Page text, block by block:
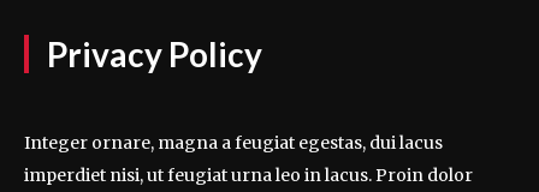
Privacy Policy
Integer ornare, magna a feugiat egestas, dui lacus
imperdiet nisi, ut feugiat urna leo in lacus. Proin dolor